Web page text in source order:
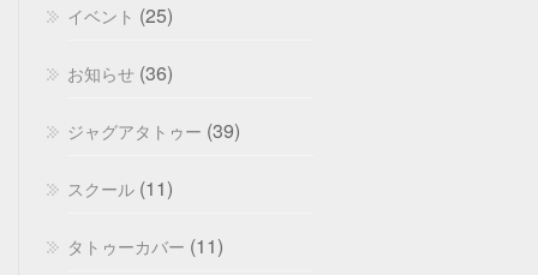
イベント (25)
お知らせ (36)
ジャグアタトゥー (39)
スクール (11)
タトゥーカバー (11)